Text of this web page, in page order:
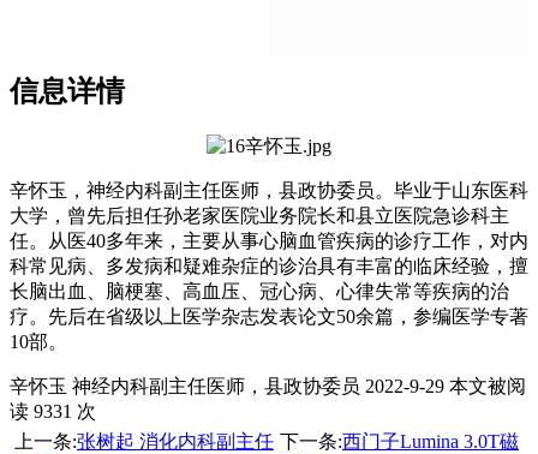
信息详情
辛怀玉，神经内科副主任医师，县政协委员。毕业于山东医科
大学，曾先后担任孙老家医院业务院长和县立医院急诊科主
任。从医40多年来，主要从事心脑血管疾病的诊疗工作，对内
科常见病、多发病和疑难杂症的诊治具有丰富的临床经验，擅
长脑出血、脑梗塞、高血压、冠心病、心律失常等疾病的治
疗。先后在省级以上医学杂志发表论文50余篇，参编医学专著
10部。
辛怀玉 神经内科副主任医师，县政协委员 2022-9-29 本文被阅
读 9331 次
上一条:张树起 消化内科副主任 下一条:西门子Lumina 3.0T磁